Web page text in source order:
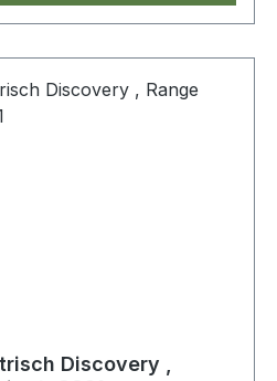
Discovery ,